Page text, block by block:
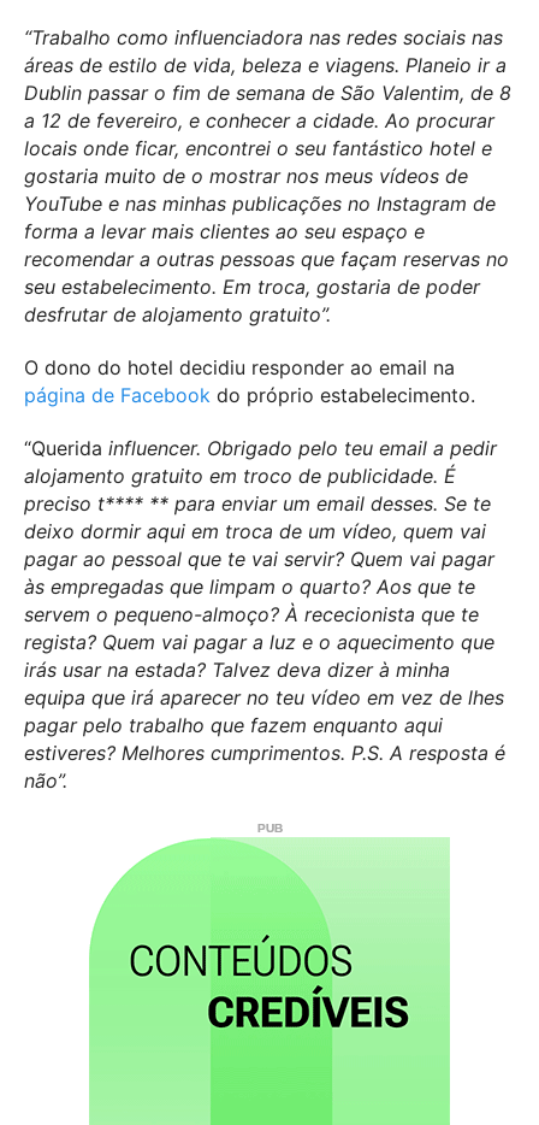
“Trabalho como influenciadora nas redes sociais nas
áreas de estilo de vida, beleza e viagens. Planeio ir a
Dublin passar o fim de semana de São Valentim, de 8
a 12 de fevereiro, e conhecer a cidade. Ao procurar
locais onde ficar, encontrei o seu fantástico hotel e
gostaria muito de o mostrar nos meus vídeos de
YouTube e nas minhas publicações no Instagram de
forma a levar mais clientes ao seu espaço e
recomendar a outras pessoas que façam reservas no
seu estabelecimento. Em troca, gostaria de poder
desfrutar de alojamento gratuito”.
O dono do hotel decidiu responder ao email na
página de Facebook do próprio estabelecimento.
“Querida influencer. Obrigado pelo teu email a pedir
alojamento gratuito em troco de publicidade. É
preciso t**** ** para enviar um email desses. Se te
deixo dormir aqui em troca de um vídeo, quem vai
pagar ao pessoal que te vai servir? Quem vai pagar
às empregadas que limpam o quarto? Aos que te
servem o pequeno-almoço? À rececionista que te
regista? Quem vai pagar a luz e o aquecimento que
irás usar na estada? Talvez deva dizer à minha
equipa que irá aparecer no teu vídeo em vez de lhes
pagar pelo trabalho que fazem enquanto aqui
estiveres? Melhores cumprimentos. P.S. A resposta é
não”.